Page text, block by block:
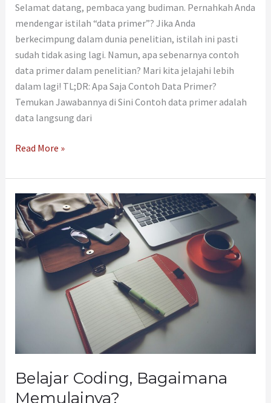
Selamat datang, pembaca yang budiman. Pernahkah Anda
mendengar istilah “data primer”? Jika Anda
berkecimpung dalam dunia penelitian, istilah ini pasti
sudah tidak asing lagi. Namun, apa sebenarnya contoh
data primer dalam penelitian? Mari kita jelajahi lebih
dalam lagi! TL;DR: Apa Saja Contoh Data Primer?
Temukan Jawabannya di Sini Contoh data primer adalah
data langsung dari
Read More »
Belajar Coding, Bagaimana
Memulainya?
Belajar
Coding,
Bagaimana
Memulainya?